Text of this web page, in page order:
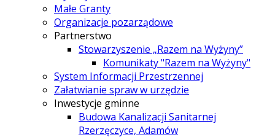
Małe Granty
Organizacje pozarządowe
Partnerstwo
Stowarzyszenie „Razem na Wyżyny”
Komunikaty "Razem na Wyżyny"
System Informacji Przestrzennej
Załatwianie spraw w urzędzie
Inwestycje gminne
Budowa Kanalizacji Sanitarnej
Rzerzęczyce, Adamów